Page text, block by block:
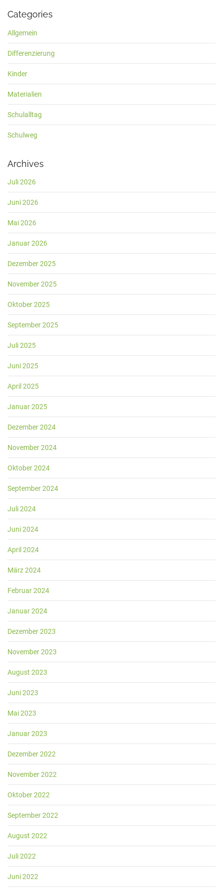
Categories
Allgemein
Differenzierung
Kinder
Materialien
Schulalltag
Schulweg
Archives
Juli 2026
Juni 2026
Mai 2026
Januar 2026
Dezember 2025
November 2025
Oktober 2025
September 2025
Juli 2025
Juni 2025
April 2025
Januar 2025
Dezember 2024
November 2024
Oktober 2024
September 2024
Juli 2024
Juni 2024
April 2024
März 2024
Februar 2024
Januar 2024
Dezember 2023
November 2023
August 2023
Juni 2023
Mai 2023
Januar 2023
Dezember 2022
November 2022
Oktober 2022
September 2022
August 2022
Juli 2022
Juni 2022